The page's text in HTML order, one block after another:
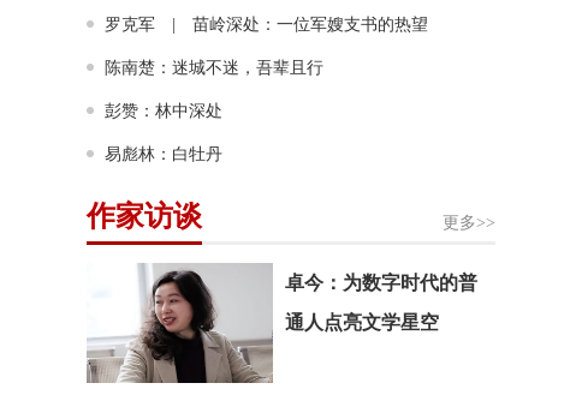
罗克军 | 苗岭深处：一位军嫂支书的热望
陈南楚：迷城不迷，吾辈且行
彭赞：林中深处
易彪林：白牡丹
更多>>
作家访谈
卓今：为数字时代的普
通人点亮文学星空